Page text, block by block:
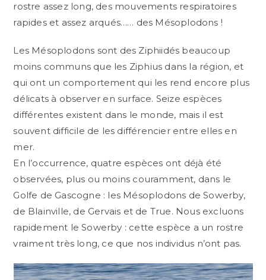
rostre assez long, des mouvements respiratoires
rapides et assez arqués…… des Mésoplodons !
Les Mésoplodons sont des Ziphiidés beaucoup
moins communs que les Ziphius dans la région, et
qui ont un comportement qui les rend encore plus
délicats à observer en surface. Seize espèces
différentes existent dans le monde, mais il est
souvent difficile de les différencier entre elles en
mer.
En l’occurrence, quatre espèces ont déjà été
observées, plus ou moins couramment, dans le
Golfe de Gascogne : les Mésoplodons de Sowerby,
de Blainville, de Gervais et de True. Nous excluons
rapidement le Sowerby : cette espèce a un rostre
vraiment très long, ce que nos individus n’ont pas.